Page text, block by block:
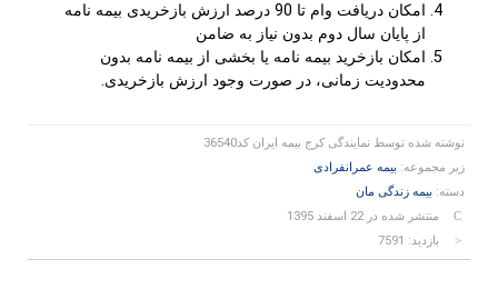
امکان دریافت وام تا 90 درصد ارزش بازخریدی بیمه نامه
از پایان سال دوم بدون نیاز به ضامن
امکان بازخرید بیمه نامه یا بخشی از بیمه نامه بدون
محدودیت زمانی، در صورت وجود ارزش بازخریدی.
نوشته شده توسط نمایندگی کرج بیمه ایران کد36540
زیر مجموعه: بیمه عمرانفرادی
دسته: بیمه زندگی مان
منتشر شده در 22 اسفند 1395
بازدید: 7591